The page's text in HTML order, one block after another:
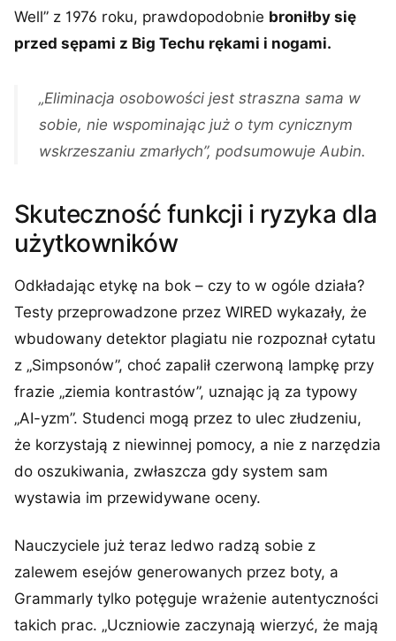
Well” z 1976 roku, prawdopodobnie broniłby się
przed sępami z Big Techu rękami i nogami.
„Eliminacja osobowości jest straszna sama w
sobie, nie wspominając już o tym cynicznym
wskrzeszaniu zmarłych”, podsumowuje Aubin.
Skuteczność funkcji i ryzyka dla
użytkowników
Odkładając etykę na bok – czy to w ogóle działa?
Testy przeprowadzone przez WIRED wykazały, że
wbudowany detektor plagiatu nie rozpoznał cytatu
z „Simpsonów”, choć zapalił czerwoną lampkę przy
frazie „ziemia kontrastów”, uznając ją za typowy
„AI-yzm”. Studenci mogą przez to ulec złudzeniu,
że korzystają z niewinnej pomocy, a nie z narzędzia
do oszukiwania, zwłaszcza gdy system sam
wystawia im przewidywane oceny.
Nauczyciele już teraz ledwo radzą sobie z
zalewem esejów generowanych przez boty, a
Grammarly tylko potęguje wrażenie autentyczności
takich prac. „Uczniowie zaczynają wierzyć, że mają